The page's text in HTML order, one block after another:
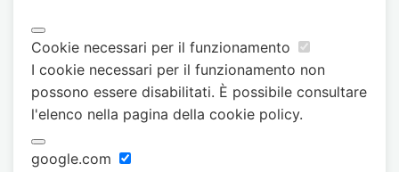
Cookie necessari per il funzionamento
I cookie necessari per il funzionamento non
possono essere disabilitati. È possibile consultare
l'elenco nella pagina della cookie policy.
google.com